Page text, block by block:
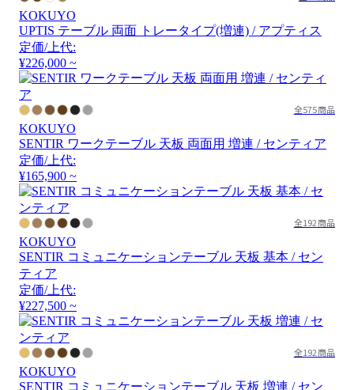
KOKUYO
UPTIS テーブル 両面 トレータイプ(増連) / アプティス
定価/上代:
¥226,000 ~
全575商品
KOKUYO
SENTIR ワークテーブル 天板 両面用 増連 / センティア
定価/上代:
¥165,900 ~
全192商品
KOKUYO
SENTIR コミュニケーションテーブル 天板 基本 / セン
ティア
定価/上代:
¥227,500 ~
全192商品
KOKUYO
SENTIR コミュニケーションテーブル 天板 増連 / セン